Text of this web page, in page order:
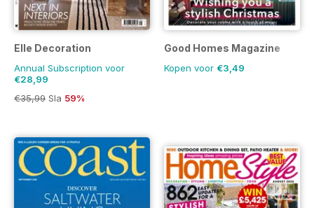
Elle Decoration
Annual Subscription voor
€28,99
€35,99 Sla 59%
Good Homes Magazine
Kopen voor €3,49